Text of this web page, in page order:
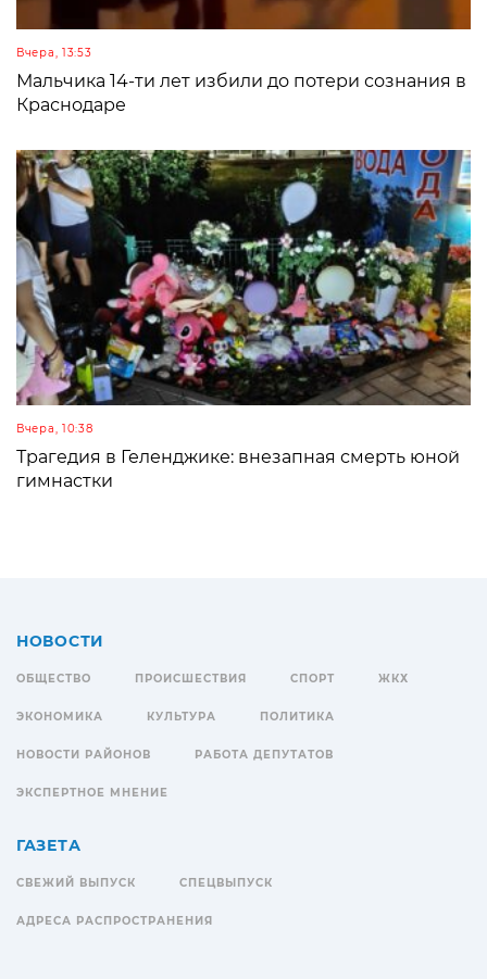
Вчера, 13:53
Мальчика 14-ти лет избили до потери сознания в
Краснодаре
Вчера, 10:38
Трагедия в Геленджике: внезапная смерть юной
гимнастки
НОВОСТИ
ОБЩЕСТВО ПРОИСШЕСТВИЯ СПОРТ ЖКХ
ЭКОНОМИКА КУЛЬТУРА ПОЛИТИКА
НОВОСТИ РАЙОНОВ РАБОТА ДЕПУТАТОВ
ЭКСПЕРТНОЕ МНЕНИЕ
ГАЗЕТА
СВЕЖИЙ ВЫПУСК СПЕЦВЫПУСК
АДРЕСА РАСПРОСТРАНЕНИЯ